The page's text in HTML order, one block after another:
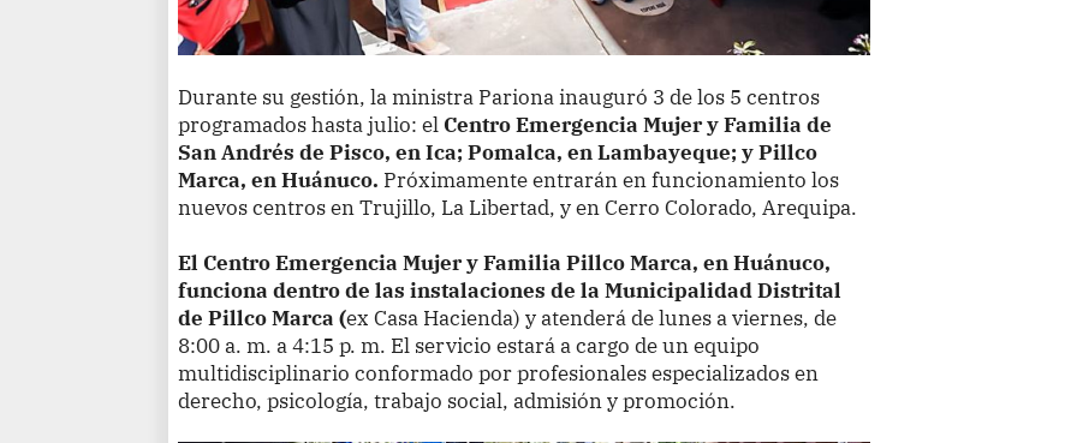
Durante su gestión, la ministra Pariona inauguró 3 de los 5 centros
programados hasta julio: el Centro Emergencia Mujer y Familia de
San Andrés de Pisco, en Ica; Pomalca, en Lambayeque; y Pillco
Marca, en Huánuco. Próximamente entrarán en funcionamiento los
nuevos centros en Trujillo, La Libertad, y en Cerro Colorado, Arequipa.
El Centro Emergencia Mujer y Familia Pillco Marca, en Huánuco,
funciona dentro de las instalaciones de la Municipalidad Distrital
de Pillco Marca (ex Casa Hacienda) y atenderá de lunes a viernes, de
8:00 a. m. a 4:15 p. m. El servicio estará a cargo de un equipo
multidisciplinario conformado por profesionales especializados en
derecho, psicología, trabajo social, admisión y promoción.